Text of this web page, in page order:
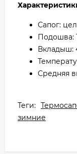
Сапог:
Подошва:
Вкладыш:
Средняя
Теги:
зимние